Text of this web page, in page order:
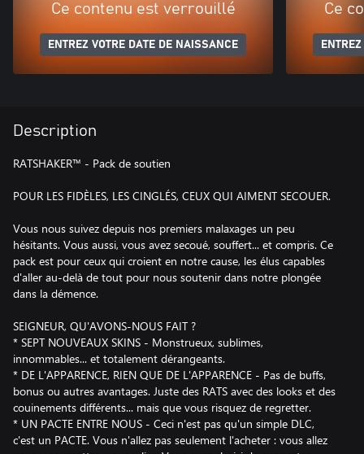
Ce contenu est verrouillé
ENTREZ VOTRE DATE DE NAISSANCE
Ce
Description
RATSHAKER™ - Pack de soutien
POUR LES FIDÈLES, LES CINGLÉS, CEUX QUI AIMENT SECOUER.
Vous nous suivez depuis nos premiers malaxages un peu
hésitants. Vous aussi, vous avez secoué, souffert... et compris. Ce
pack est pour ceux qui croient en notre cause, les élus capables
d'aller au-delà de tout pour nous soutenir dans notre plongée
dans la démence.
SEIGNEUR, QU'AVONS-NOUS FAIT ?
* SEPT NOUVEAUX SKINS - Monstrueux, sublimes,
innommables... et totalement dérangeants.
* DE L'APPARENCE, RIEN QUE DE L'APPARENCE - Pas de buffs,
bonus ou autres avantages. Juste des RATS avec des looks et des
couinements différents... mais que vous risquez de regretter.
* UN PACTE ENTRE NOUS - Ceci n'est pas qu'un simple DLC,
c'est un PACTE. Vous n'allez pas seulement l'acheter : vous allez